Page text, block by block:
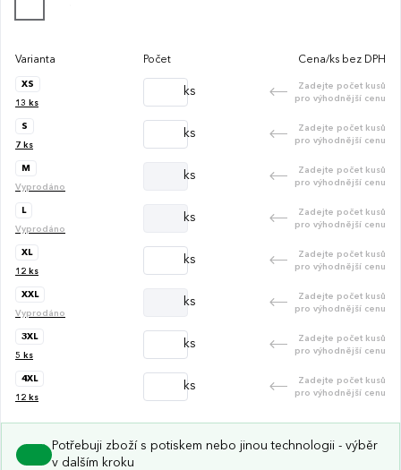
Varianta Počet Cena/ks bez DPH
XS
13 ks
ks
Zadejte počet kusů
pro výhodnější cenu
S
7 ks
ks
Zadejte počet kusů
pro výhodnější cenu
M
Vyprodáno
ks
Zadejte počet kusů
pro výhodnější cenu
L
Vyprodáno
ks
Zadejte počet kusů
pro výhodnější cenu
XL
12 ks
ks
Zadejte počet kusů
pro výhodnější cenu
XXL
Vyprodáno
ks
Zadejte počet kusů
pro výhodnější cenu
3XL
5 ks
ks
Zadejte počet kusů
pro výhodnější cenu
4XL
12 ks
ks
Zadejte počet kusů
pro výhodnější cenu
Potřebuji zboží s potiskem nebo jinou technologii - výběr
v dalším kroku